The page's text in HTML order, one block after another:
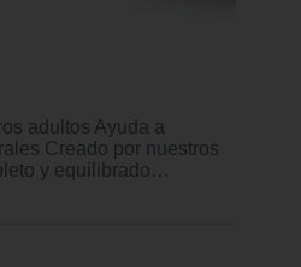
adultos Ayuda a
Creado por nuestros
y equilibrado…